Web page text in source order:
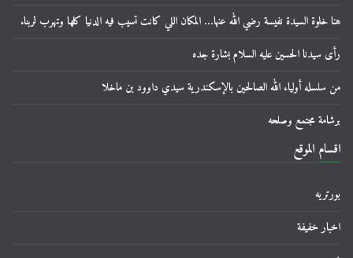
هنا خلوة السيدة نفيسة رضي الله عنها… المكان اللي كانت تسيب فيه الدنيا كلها وتهرب لربنا.
رأى سيدنا الحسين عليه السلام بشارة جده
من سلسله أولياء الله الصالحين بالإسكندرية سيدي داوود بن ماخلا
برشامة مجتمع وصلحه
اقسام الموقع
بورتريه
اخبار خفيفة